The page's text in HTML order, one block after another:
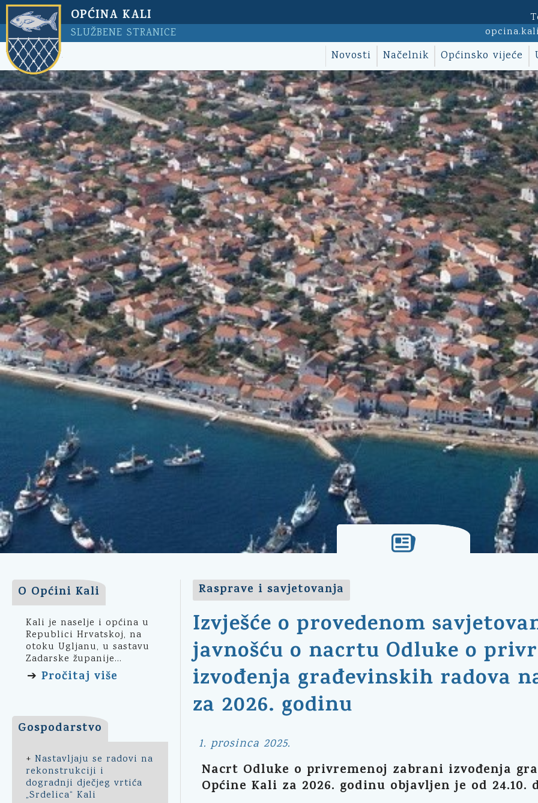
OPĆINA KALI
SLUŽBENE STRANICE
Novosti Načelnik Općinsko vijeće
O Općini Kali
Kali je naselje i općina u
Republici Hrvatskoj, na
otoku Ugljanu, u sastavu
Zadarske županije...
➔ Pročitaj više
Gospodarstvo
+ Nastavljaju se radovi na
rekonstrukciji i
dogradnji dječjeg vrtića
„Srdelica“ Kali
Rasprave i savjetovanja
Izvješće o provedenom
javnošću o nacrtu Odluke o
izvođenja građevinskih radova
za 2026. godinu
1. prosinca 2025.
Nacrt Odluke o privremenoj zabrani izvođenja
Općine Kali za 2026. godinu objavljen je od 24.10.